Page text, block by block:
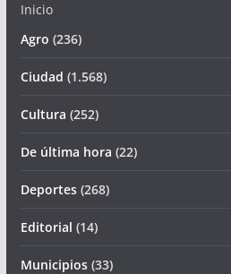
Inicio
Agro (236)
Ciudad (1.568)
Cultura (252)
De última hora (22)
Deportes(268)
Editorial (14)
Municipios(33)